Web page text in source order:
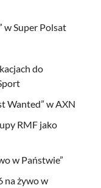
w Super Polsat
do
Wanted” w AXN
RMF jako
w Państwie”
na żywo w